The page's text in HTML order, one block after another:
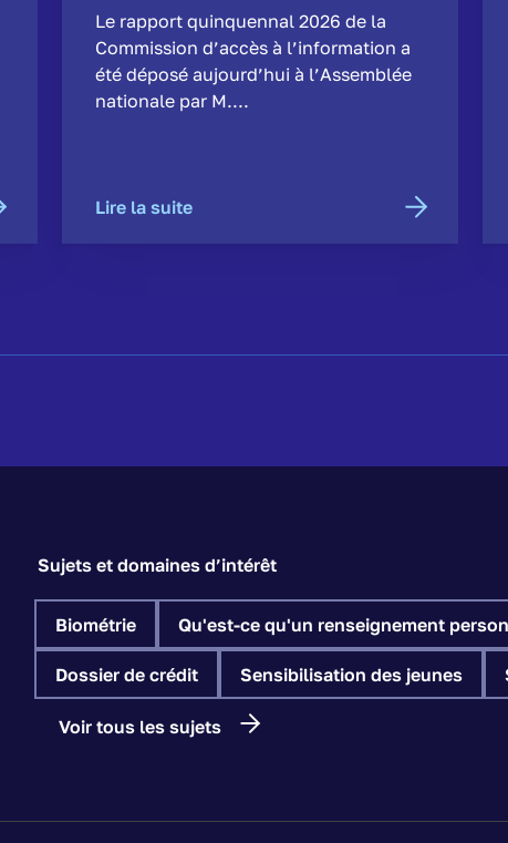
Le rapport quinquennal 2026 de la
Commission d’accès à l’information a
été déposé aujourd’hui à l’Assemblée
nationale par M....
Lire la suite
Sujets et domaines d’intérêt
Biométrie Qu'est-ce qu'un renseignement
Dossier de crédit Sensibilisation des jeunes
Voir tous les sujets